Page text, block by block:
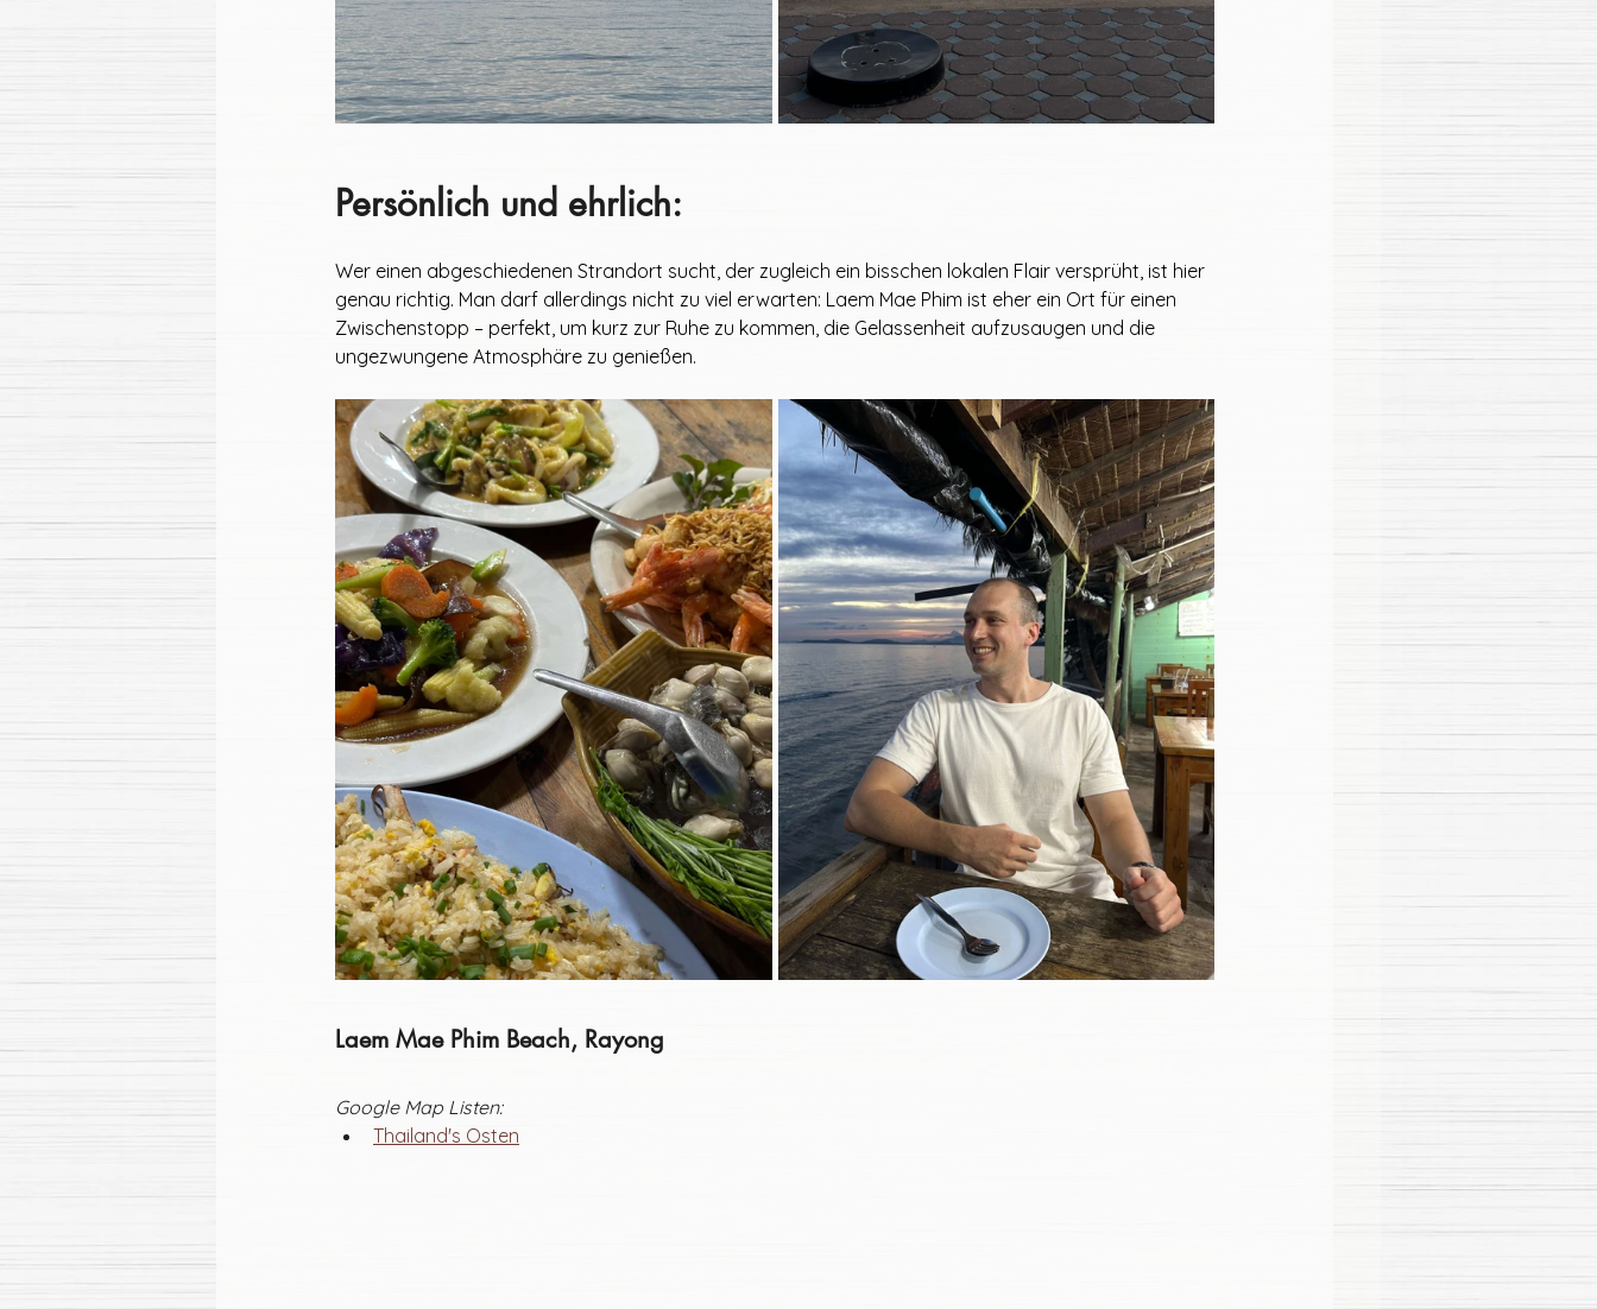
Persönlich und ehrlich:
Wer einen abgeschiedenen Strandort sucht, der zugleich ein bisschen lokalen Flair versprüht, ist hier
genau richtig. Man darf allerdings nicht zu viel erwarten: Laem Mae Phim ist eher ein Ort für einen
Zwischenstopp – perfekt, um kurz zur Ruhe zu kommen, die Gelassenheit aufzusaugen und die
ungezwungene Atmosphäre zu genießen.
Laem Mae Phim Beach, Rayong
Google Map Listen:
Thailand's Osten